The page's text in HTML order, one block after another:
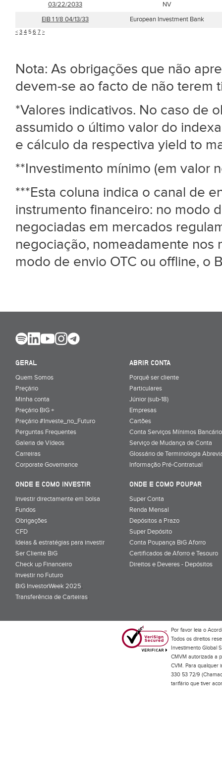
03/22/2033
NV
EIB 1 1/8 04/13/33
European Investment Bank
< 3 4 5 6 7 >
Nota: As obrigações que não
devem-se ao facto de não terem
*Valores indicativos. No caso de
assumido o último valor do
e cálculo da respectiva yield to
**Investimento mínimo (em valor
***Esta coluna indica o canal de
instrumento financeiro: no modo
negociadas em mercados
negociação, nomeadamente nos
modo de envio OTC ou offline, o
GERAL
Quem Somos
Preçário
Minha conta
Preçário BiG +
Preçário #Investe_no_Futuro
Perguntas Frequentes
Galeria de Vídeos
Carreiras
Corporate Governance
ABRIR CONTA
Porquê ser cliente
Particulares
Júnior (sub-18)
Empresas
Cartões
Conta Serviços Mínimos
Serviço de Mudança de Conta
Glossário de Terminologia
Informação Pré-Contratual
ONDE E COMO INVESTIR
Investir directamente em bolsa
Fundos
Obrigações
CFD
Ideias & estratégias para investir
Ser Cliente BiG
Check up Financeiro
Investir no Futuro
BiG InvestorWeek 2025;
Transferência de Carteiras;
ONDE E COMO POUPAR
Super Conta
Renda Mensal
Depósitos a Prazo
Super Depósito
Conta Poupança BiG Aforro
Certificados de Aforro e Tesouro
Direitos e Deveres - Depósitos
Por favor leia o
Todos os direitos
Investimento Global
CMVM autorizada a
CVM. Para qualquer
330 53 72/9
tarifário que tiver